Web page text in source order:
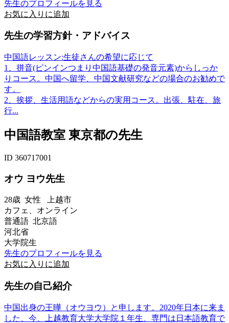
先生のプロフィールを見る
お気に入りに追加
先生の学習方針・アドバイス
中国語レッスン:生徒さんの希望に応じて
1、拼音(ピンインつまり中国語基礎の発音元素)からしっか
りコース。中国へ留学、中国文献研究などの場合のお勧めで
す。
2、挨拶、生活用語などからの実用コース。出張、駐在、旅
行...
中国語教室 東京都の先生
ID 360717001
オウ ヨウ先生
28歳 女性 上越市
カフェ、オンライン
普通語 北京語
河北省
大学院生
先生のプロフィールを見る
お気に入りに追加
先生の自己紹介
中国出身の王曄（オウヨウ）と申します。2020年日本に来ま
した、今、上越教育大学大学院１年生、専門は日本語教育で